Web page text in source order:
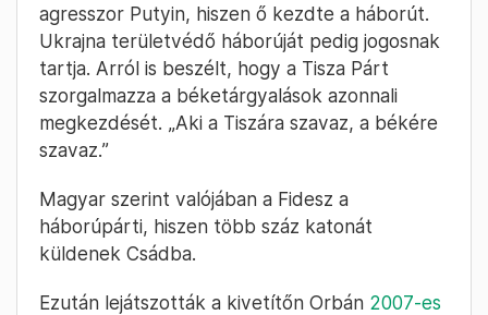
agresszor Putyin, hiszen ő kezdte a háborút.
Ukrajna területvédő háborúját pedig jogosnak
tartja. Arról is beszélt, hogy a Tisza Párt
szorgalmazza a béketárgyalások azonnali
megkezdését. „Aki a Tiszára szavaz, a békére
szavaz.”
Magyar szerint valójában a Fidesz a
háborúpárti, hiszen több száz katonát
küldenek Csádba.
Ezután lejátszották a kivetítőn Orbán 2007-es